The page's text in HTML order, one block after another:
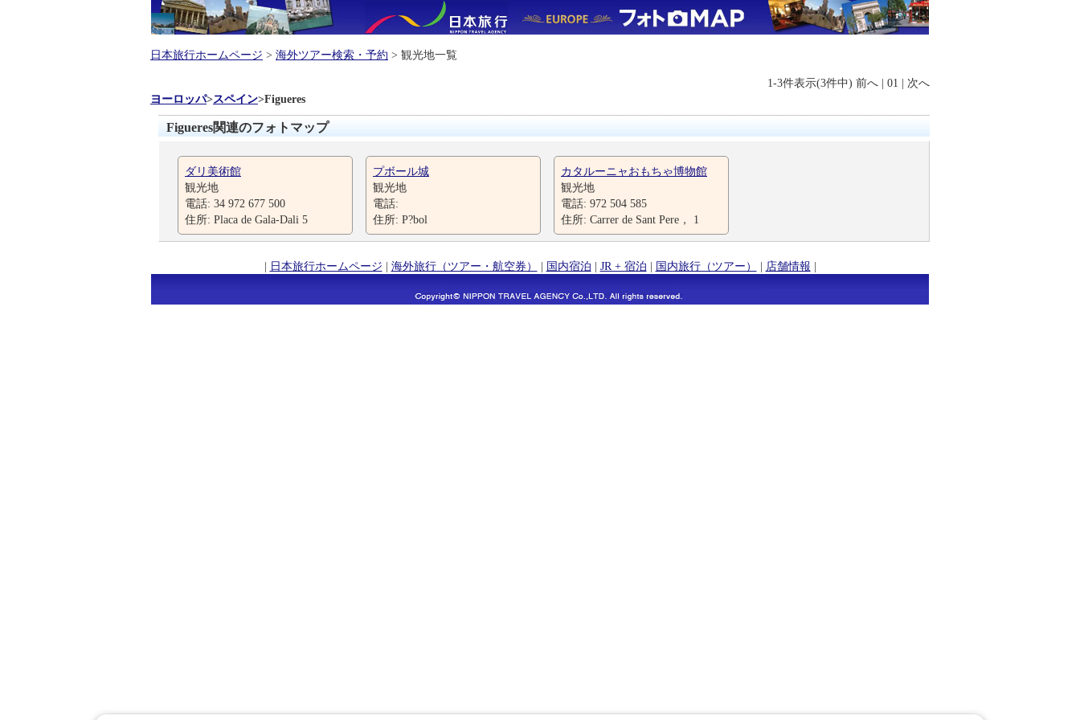
日本旅行ホームページ > 海外ツアー検索・予約 > 観光地一覧
1-3件表示(3件中) 前へ | 01 | 次へ
ヨーロッパ>スペイン>Figueres
Figueres関連のフォトマップ
ダリ美術館
観光地
電話: 34 972 677 500
住所: Placa de Gala-Dali 5
プボール城
観光地
電話:
住所: P?bol
カタルーニャおもちゃ博物館
観光地
電話: 972 504 585
住所: Carrer de Sant Pere， 1
| 日本旅行ホームページ | 海外旅行（ツアー・航空券） | 国内宿泊 | JR + 宿泊 | 国内旅行（ツアー） | 店舗情報 |